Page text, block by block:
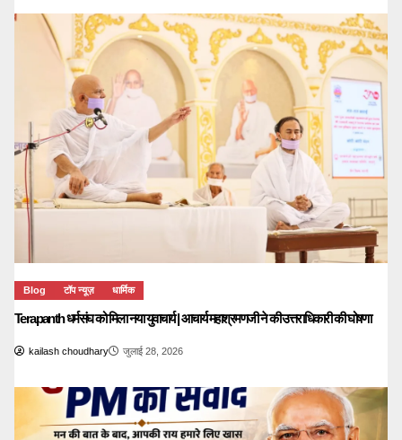
Blog टॉप न्यूज़ धार्मिक
Terapanth धर्मसंघ को मिला नया युवाचार्य | आचार्य महाश्रमणजी ने की उत्तराधिकारी की घोषणा
kailash choudhary जुलाई 28, 2026